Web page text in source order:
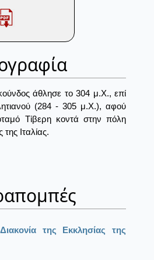
άθλησε το 304 μ.Χ., επί
(284 - 305 μ.Χ.), αφού
Τίβερη κοντά στην πόλη
Ιταλίας.
της Εκκλησίας της